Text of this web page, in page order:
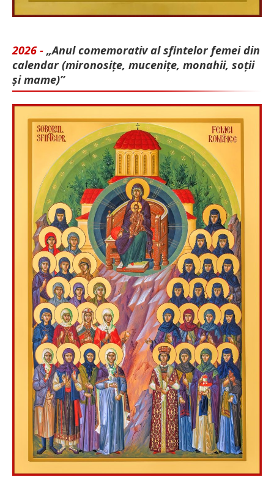
2026 - „Anul comemorativ al sfintelor femei din
calendar (mironosițe, mu­cenițe, monahii, soții
și mame)”